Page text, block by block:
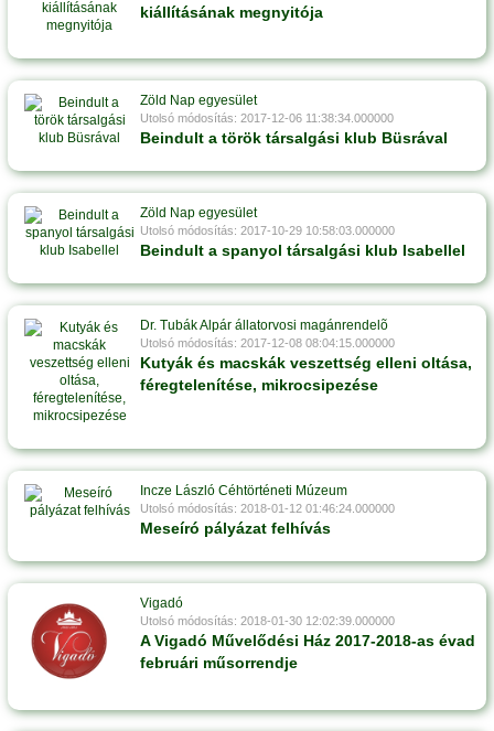
kiállításának megnyitója
Zöld Nap egyesület
Utolsó módosítás: 2017-12-06 11:38:34.000000
Beindult a török társalgási klub Büsrával
Zöld Nap egyesület
Utolsó módosítás: 2017-10-29 10:58:03.000000
Beindult a spanyol társalgási klub Isabellel
Dr. Tubák Alpár állatorvosi magánrendelõ
Utolsó módosítás: 2017-12-08 08:04:15.000000
Kutyák és macskák veszettség elleni oltása,
féregtelenítése, mikrocsipezése
Incze László Céhtörténeti Múzeum
Utolsó módosítás: 2018-01-12 01:46:24.000000
Meseíró pályázat felhívás
Vigadó
Utolsó módosítás: 2018-01-30 12:02:39.000000
A Vigadó Művelődési Ház 2017-2018-as évad
februári műsorrendje